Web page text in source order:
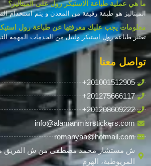
ما هي عملية طباعة الاستيكر رول على الميتاليز؟
الميتاليز هو طبقة رقيقة من المعدن و يتم استخدام
معلومات يجب عليك معرفتها عن طباعة رول
تعتبر طباعة رول استيكر وليبل من الخدمات المهمة
تواصل معنا
+201001512905
+201275666117
+201208609222
info@alamanmisrstickers.com
romanyaa@hotmail.com
ش مستشار محمد مصطفى من ش الفريق
المريوطية، الهرم